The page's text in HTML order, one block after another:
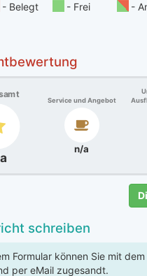
Service und Angebot
n/a
schreiben
Formular können Sie mit
per eMail zugesandt.